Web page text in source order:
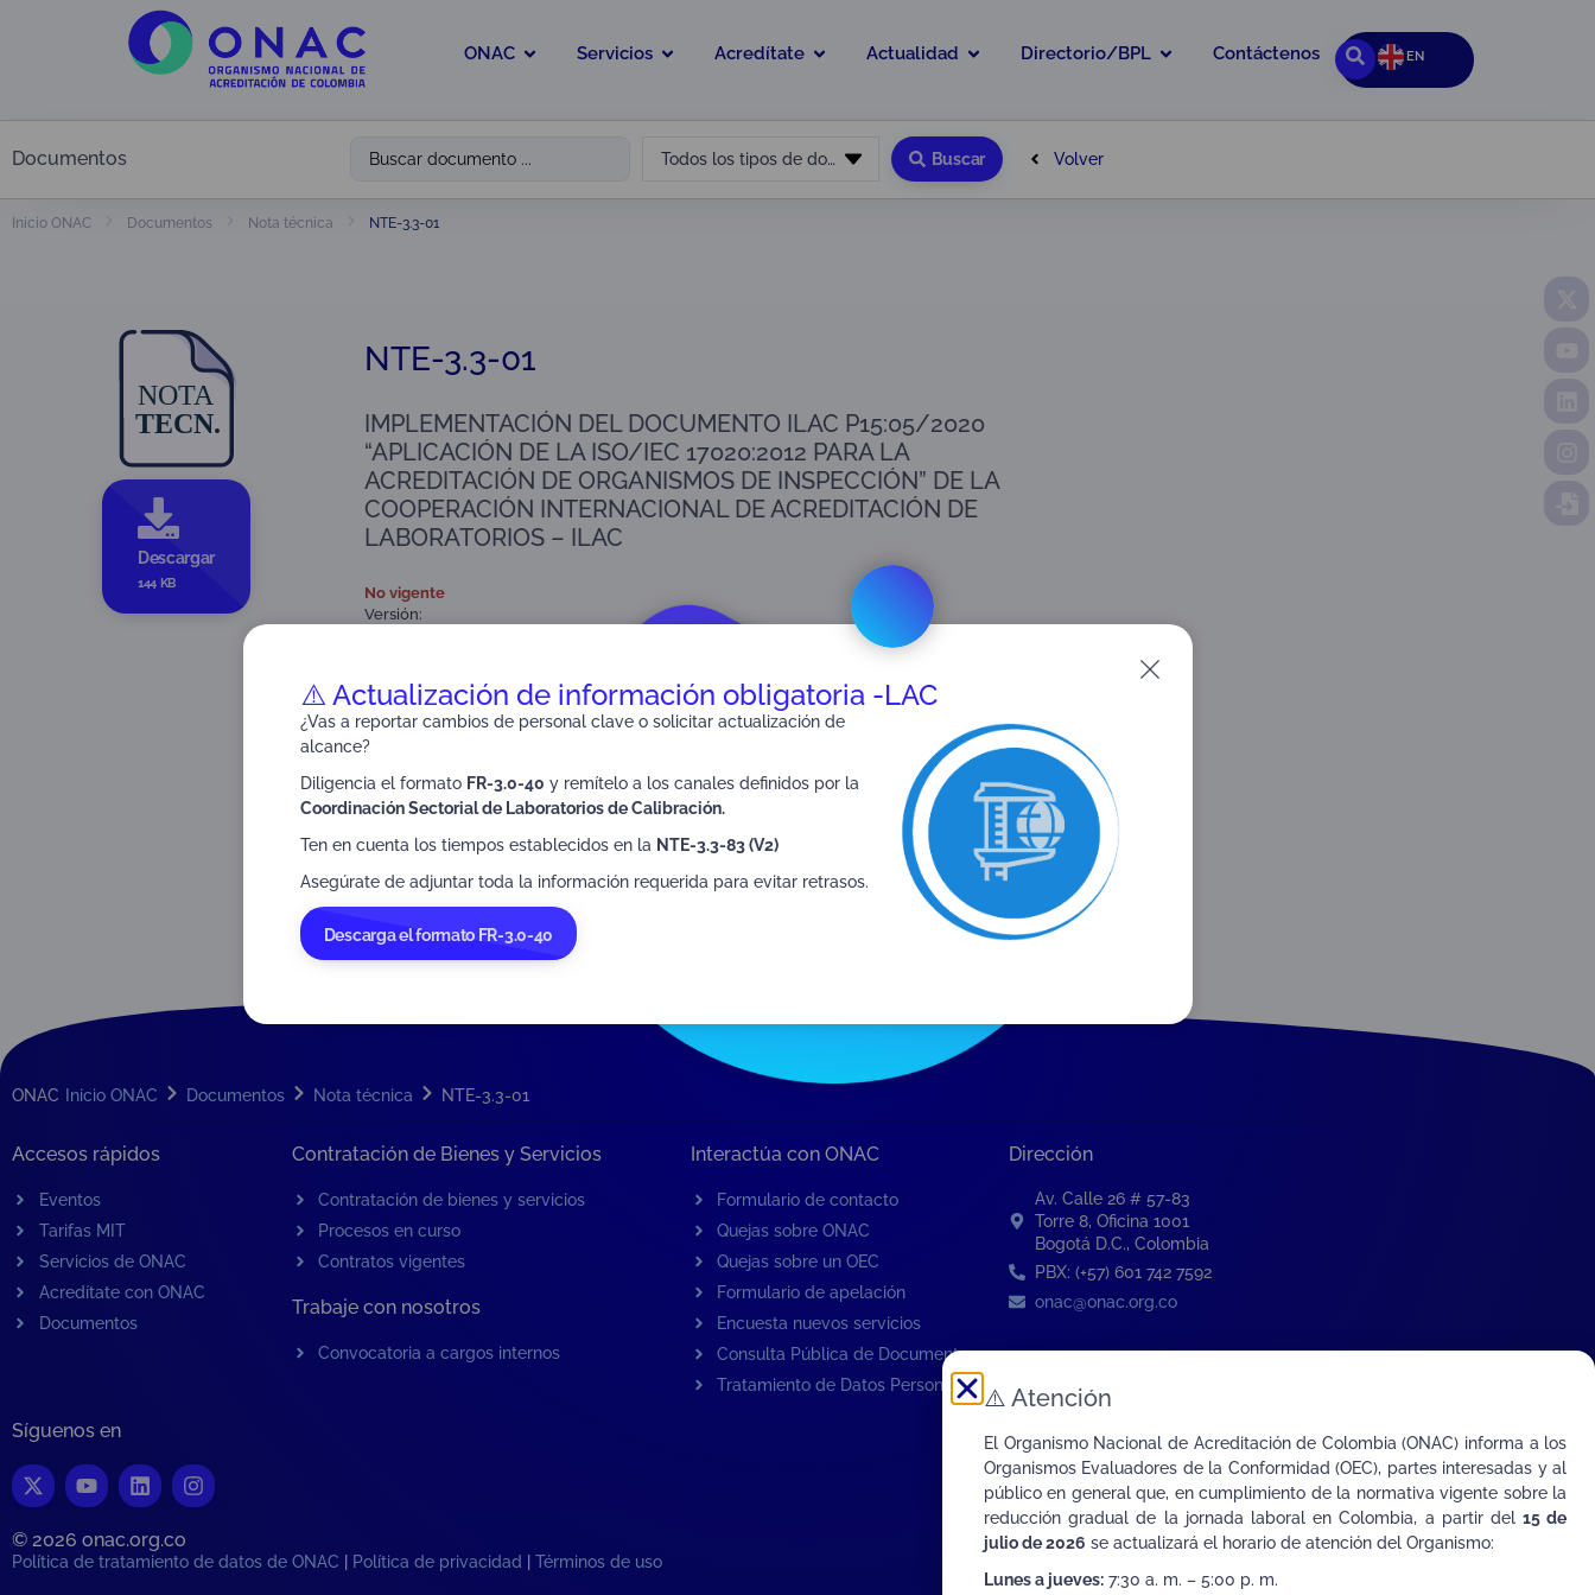
ONAC Servicios Acredítate Actualidad Directorio/BPL Contáctenos EN
Documentos Todos los tipos de documento Buscar Volver
Inicio ONAC Documentos Nota técnica NTE-3.3-01
Descargar
144 KB
NTE-3.3-01
IMPLEMENTACIÓN DEL DOCUMENTO ILAC P15:05/2020
“APLICACIÓN DE LA ISO/IEC 17020:2012 PARA LA
ACREDITACIÓN DE ORGANISMOS DE INSPECCIÓN” DE LA
COOPERACIÓN INTERNACIONAL DE ACREDITACIÓN DE
LABORATORIOS – ILAC
No vigente
Versión:
SIGUIENTE
NTE-3.3-04
ONAC Inicio ONAC Documentos Nota técnica NTE-3.3-01
Accesos rápidos
Eventos
Tarifas MIT
Servicios de ONAC
Acredítate con ONAC
Documentos
Contratación de Bienes y Servicios
Contratación de bienes y servicios
Procesos en curso
Contratos vigentes
Trabaje con nosotros
Convocatoria a cargos internos
Interactúa con ONAC
Formulario de contacto
Quejas sobre ONAC
Quejas sobre un OEC
Formulario de apelación
Encuesta nuevos servicios
Consulta Pública de Documentos
Tratamiento de Datos Personales
Dirección
Av. Calle 26 # 57-83
Torre 8, Oficina 1001
Bogotá D.C., Colombia
PBX: (+57) 601 742 7592
onac@onac.org.co
Síguenos en
© 2026 onac.org.co​
Política de tratamiento de datos de ONAC | Política de privacidad | Términos de uso
⚠️ Actualización de información obligatoria -LAC
¿Vas a reportar cambios de personal clave o solicitar actualización de
alcance?
Diligencia el formato FR-3.0-40 y remítelo a los canales definidos por la
Coordinación Sectorial de Laboratorios de Calibración.
Ten en cuenta los tiempos establecidos en la NTE-3.3-83 (V2)
Asegúrate de adjuntar toda la información requerida para evitar retrasos.
Descarga el formato FR-3.0-40
⚠️ Atención
El Organismo Nacional de Acreditación de Colombia (ONAC) informa a los
Organismos Evaluadores de la Conformidad (OEC), partes interesadas y al
público en general que, en cumplimiento de la normativa vigente sobre la
reducción gradual de la jornada laboral en Colombia, a partir del15 de
julio de 2026 se actualizará el horario de atención del Organismo:
Lunes a jueves:7:30 a. m. – 5:00 p. m.